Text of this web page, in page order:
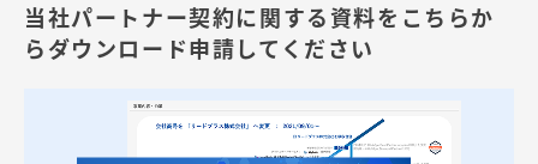
当社パートナー契約に関する資料をこちらか
らダウンロード申請してください